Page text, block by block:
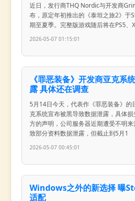
近日，发行商THQ Nordic与开发商
布，原定年初推出的《泰坦之旅2》于
期至夏季。完整版游戏随后将在PS5、
2026-05-07 01:15:01
《罪恶装备》开发商亚克系
露 具体还在调查
5月14日今天，代表作《罪恶装备》的
克系统宣布被黑导致数据泄露，具体
方的声明，公司服务器近期遭受不明
致部分资料数据泄露，但截止到5月1
2026-05-07 00:45:01
Windows之外的新选择 曝
适配